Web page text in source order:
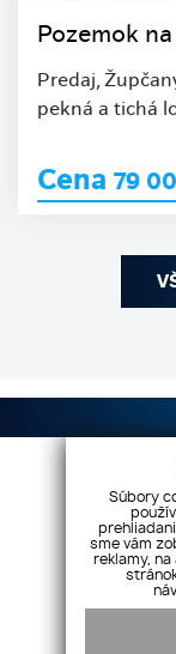
Pozemok
Predaj,
pekná a tichá
Cena 79
Vaše
Súbory
sme vám
reklamy,